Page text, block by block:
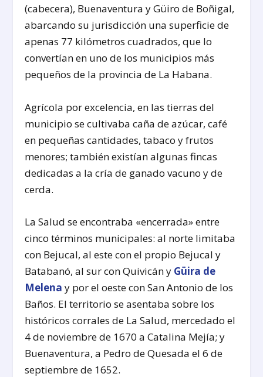
(cabecera), Buenaventura y Güiro de Boñigal,
abarcando su jurisdicción una superficie de
apenas 77 kilómetros cuadrados, que lo
convertían en uno de los municipios más
pequeños de la provincia de La Habana.
Agrícola por excelencia, en las tierras del
municipio se cultivaba caña de azúcar, café
en pequeñas cantidades, tabaco y frutos
menores; también existían algunas fincas
dedicadas a la cría de ganado vacuno y de
cerda.
La Salud se encontraba «encerrada» entre
cinco términos municipales: al norte limitaba
con Bejucal, al este con el propio Bejucal y
Batabanó, al sur con Quivicán y Güira de
Melena y por el oeste con San Antonio de los
Baños. El territorio se asentaba sobre los
históricos corrales de La Salud, mercedado el
4 de noviembre de 1670 a Catalina Mejía; y
Buenaventura, a Pedro de Quesada el 6 de
septiembre de 1652.